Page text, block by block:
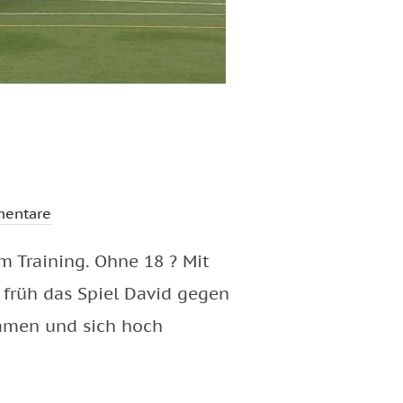
Training. Ohne 18 ? Mit
das Spiel David gegen
und sich hoch